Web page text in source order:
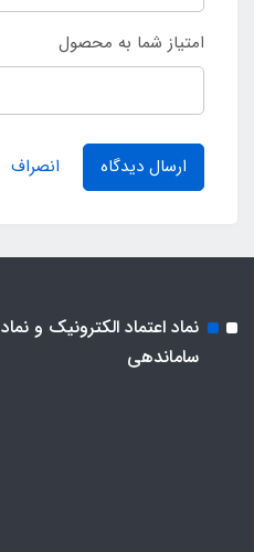
امتیاز شما به محصول
ارسال دیدگاه انصراف
نماد اعتماد الکترونیک و نماد
ساماندهی